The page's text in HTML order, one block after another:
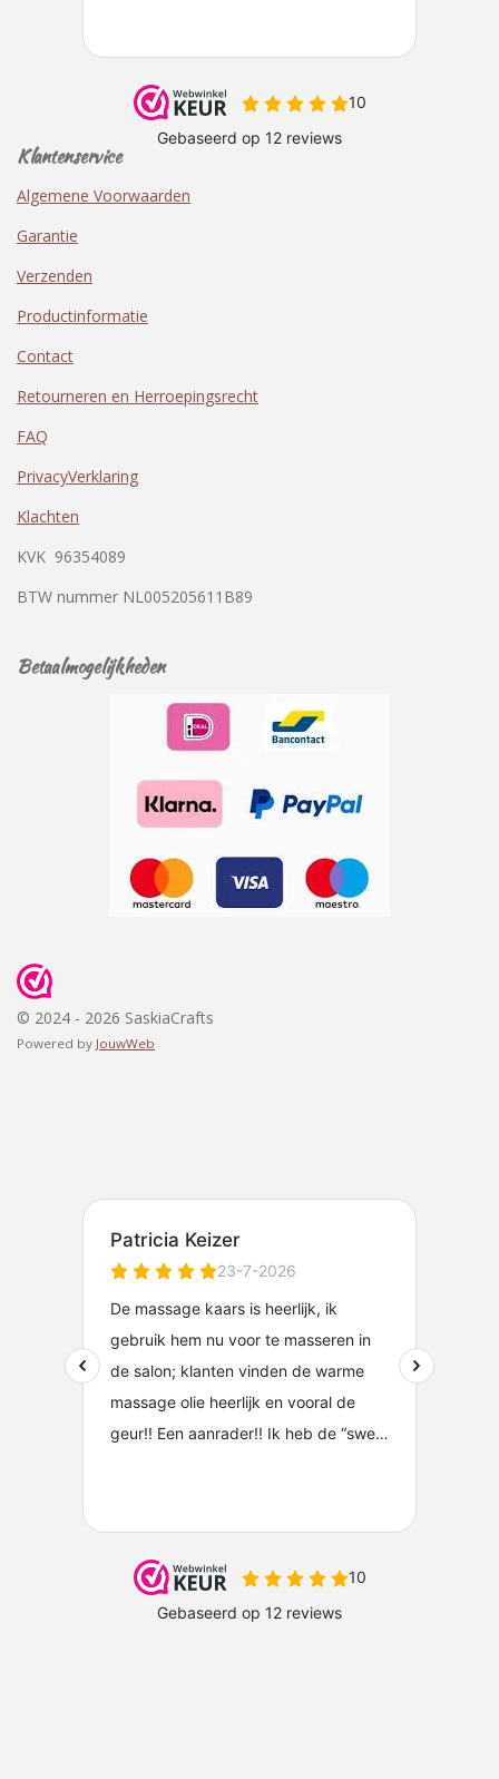
Klantenservice
Algemene Voorwaarden
Garantie
Verzenden
Productinformatie
Contact
Retourneren en Herroepingsrecht
FAQ
PrivacyVerklaring
Klachten
KVK 96354089
BTW nummer NL005205611B89
Betaalmogelijkheden
© 2024 - 2026 SaskiaCrafts
Powered by JouwWeb